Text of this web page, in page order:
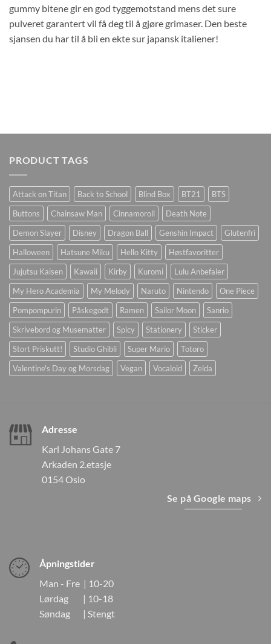
gummy bitene gir en god tyggemotstand mens det sure
pulveret garantert vil få deg til å gjøre grimaser. Den beste
sjansen du har til å bli en ekte sur japansk italiener!
PRODUCT TAGS
Attack on Titan Back to School Blind Box BT21
BTS
Buttons
Chainsaw Man Cinnamoroll
Death Note
Demon Slayer
Disney Dragon Ball Genshin Impact
Glutenfri
Halloween
Hatsune Miku Hello Kitty
Høstfavoritter
Jujutsu Kaisen
Kawaii Kirby Kuromi
Lulu Anbefaler
My Hero Academia
My Melody Naruto Nintendo
One Piece
Pompompurin
Påskegodt Ramen Sailor Moon
Sanrio
Skrivebord og Musematter
Spicy Stationery
Sticker
Stort Priskutt!
Studio Ghibli Super Mario
Totoro
Valentine's Day og Morsdag
Vegan Vocaloid Zelda
Adresse
Karl Johans Gate 7
Arkaden 2.etasje
0154 Oslo
Se på Google maps
Åpningstider
Man - Fre | 10-20
Lørdag | 10-18
Søndag | Stengt